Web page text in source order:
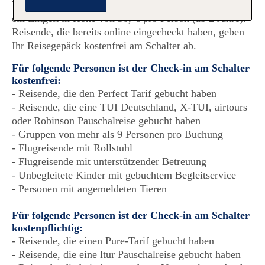
TUI fly erhebt für den Check-in am Flughafenschalter
ein Entgelt in Höhe von 30,-€ pro Person (ab 2 Jahre).
Reisende, die bereits online eingecheckt haben, geben
Ihr Reisegepäck kostenfrei am Schalter ab.
Für folgende Personen ist der Check-in am Schalter
kostenfrei:
Reisende, die den Perfect Tarif gebucht haben
Reisende, die eine TUI Deutschland, X-TUI, airtours
oder Robinson Pauschalreise gebucht haben
Gruppen von mehr als 9 Personen pro Buchung
Flugreisende mit Rollstuhl
Flugreisende mit unterstützender Betreuung
Unbegleitete Kinder mit gebuchtem Begleitservice
Personen mit angemeldeten Tieren
Für folgende Personen ist der Check-in am Schalter
kostenpflichtig:
Reisende, die einen Pure-Tarif gebucht haben
Reisende, die eine ltur Pauschalreise gebucht haben